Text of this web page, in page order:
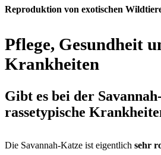
Reproduktion von exotischen
Pflege, Gesundheit
Krankheiten
Gibt es bei der
rassetypische
Die Savannah-Katze ist eigentlich sehr